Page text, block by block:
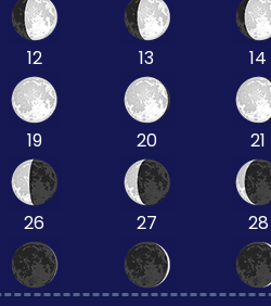
12 13 14
19 20 21
26 27 28